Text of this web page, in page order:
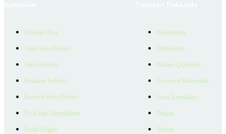
Emlakjet Blog
Satın Alma Rehberi
Satıcı Rehberi
Kiralama Rehberi
Konut Kredisi Rehberi
Ne Kadar Ödeyebilirim
Emlak Değeri
Hakkımızda
Ödüllerimiz
Reklam Çözümleri
Kurumsal Materyaller
İnsan Kaynakları
İletişim
Yardım